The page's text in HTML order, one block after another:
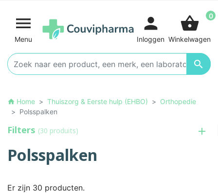

Menu

person
Inloggen
shopping_basket 0
Winkelwagen
home Home Thuiszorg & Eerste hulp (EHBO)
Orthopedie
Polsspalken
Filters (30 produits)
Polsspalken
Er zijn 30 producten.